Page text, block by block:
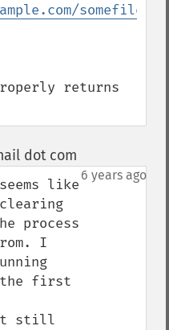
somefile
returns
dot com
6 years ago
like
process
I
the first
still